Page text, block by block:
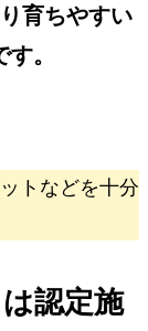
育ちやすい
す。
トなどを十分
認定施